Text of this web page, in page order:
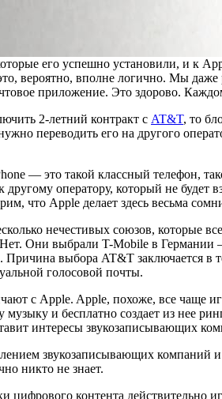
его успешно установили, и к
вероятно, вполне логично. Мы
приложение. Это здорово.
2-летний контракт с AT&T, то
переводить его на другого
— это такой классный телефон,
оператору, который не будет
что Apple делает здесь весьма
нечестивых союзов, которые
Они выбрали T-Mobile в
выбора AT&T заключается в
голосовой почты.
с Apple. Apple, похоже, все чаще
и бесплатно создает из нее
интересы звукозаписывающих
звукозаписывающих компаний
никто не знает.
контента действительно